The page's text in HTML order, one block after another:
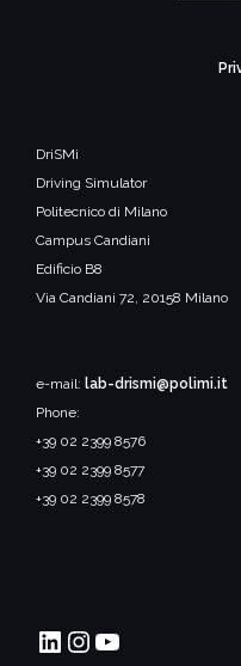
DriSMi
Driving Simulator
Politecnico di Milano
Campus Candiani
Edificio B8
Via Candiani 72, 20158 Milano
e-mail: lab-drismi@polimi.it
Phone:
+39 02 2399 8576
+39 02 2399 8577
+39 02 2399 8578
DriSMi PoliMI
Instagram
YouTube